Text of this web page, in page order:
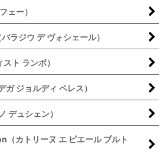
ェー）
ラジウ デ ヴォシェール）
ト ランボ）
ジョルディ ペレス）
デュシェン）
カトリーヌ エ ピエール ブルト